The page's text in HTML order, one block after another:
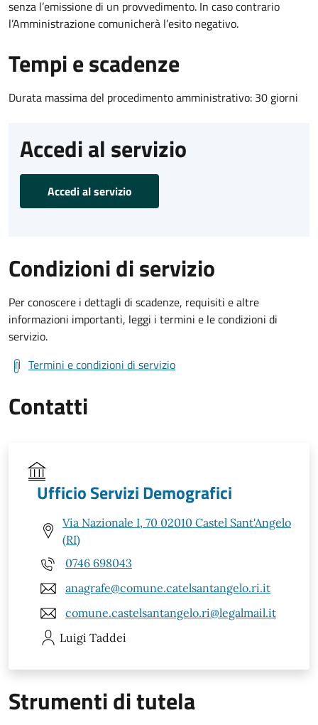
senza l’emissione di un provvedimento. In caso contrario
l’Amministrazione comunicherà l’esito negativo.
Tempi e scadenze
Durata massima del procedimento amministrativo: 30 giorni
Accedi al servizio
Accedi al servizio
Condizioni di servizio
Per conoscere i dettagli di scadenze, requisiti e altre
informazioni importanti, leggi i termini e le condizioni di
servizio.
Termini e condizioni di servizio
Contatti
Ufficio Servizi Demografici
Via Nazionale I, 70 02010 Castel Sant'Angelo
(RI)
0746 698043
anagrafe@comune.catelsantangelo.ri.it
comune.castelsantangelo.ri@legalmail.it
Luigi Taddei
Strumenti di tutela